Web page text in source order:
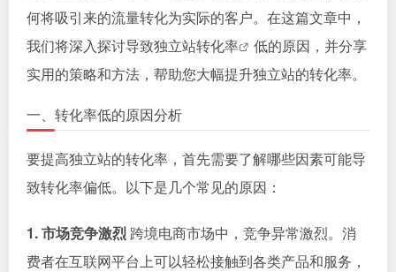
何将吸引来的流量转化为实际的客户。在这篇文章中，
我们将深入探讨导致独立站转化率
低的原因，并分享
实用的策略和方法，帮助您大幅提升独立站的转化率。
一、转化率低的原因分析
要提高独立站的转化率，首先需要了解哪些因素可能导
致转化率偏低。以下是几个常见的原因：
1. 市场竞争激烈 跨境电商市场中，竞争异常激烈。消
费者在互联网平台上可以轻松接触到各类产品和服务，